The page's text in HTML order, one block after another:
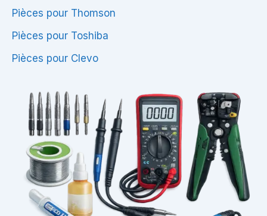
Pièces pour Thomson
Pièces pour Toshiba
Pièces pour Clevo